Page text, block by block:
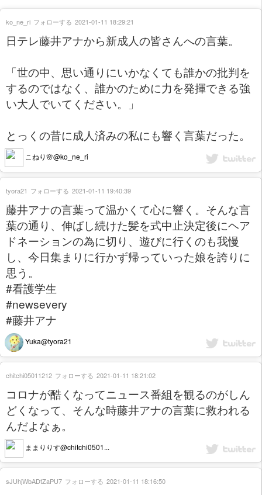
日テレ藤井アナから新成人の皆さんへの言葉。
「世の中、思い通りにいかなくても誰かの批判を
するのではなく、誰かのために力を発揮できる強
い大人でいてください。」
とっくの昔に成人済みの私にも響く言葉だった。
こねり🌸@ko_ne_ri
ko_ne_ri フォローする 2021-01-11 18:29:21
藤井アナの言葉って温かくて心に響く。そんな言
葉の通り、伸ばし続けた髪を式中止決定後にヘア
ドネーションの為に切り、遊びに行くのも我慢
し、今日集まりに行かず帰っていった娘を誇りに
思う。
#看護学生
#newsevery
#藤井アナ
Yuka@tyora21
tyora21 フォローする 2021-01-11 19:40:39
コロナが酷くなってニュース番組を観るのがしん
どくなって、そんな時藤井アナの言葉に救われる
んだよなぁ。
ままりりす@chitchi0501...
chitchi05011212 フォローする 2021-01-11 18:21:02
sJUhjWbADtZaPU7 フォローする 2021-01-11 18:16:50